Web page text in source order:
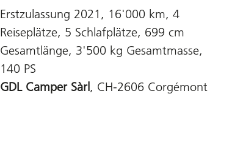
Erstzulassung 2021, 16'000 km, 4
Reiseplätze, 5 Schlafplätze, 699 cm
Gesamtlänge, 3'500 kg Gesamtmasse,
140 PS
GDL Camper Sàrl, CH-2606 Corgémont